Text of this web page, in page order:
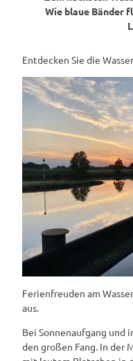
Wie blaue Bänder
Entdecken Sie die
Ferienfreuden am
aus.
Bei Sonnenaufgang und
den großen Fang. In der